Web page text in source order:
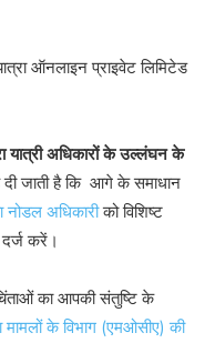
ऑनलाइन प्राइवेट लिमिटेड
यात्री अधिकारों के उल्लंघन के
जाती है कि आगे के समाधान
नोडल अधिकारीको विशिष्ट
करें।
का आपकी संतुष्टि के
मामलों के विभाग (एमओसीए) की